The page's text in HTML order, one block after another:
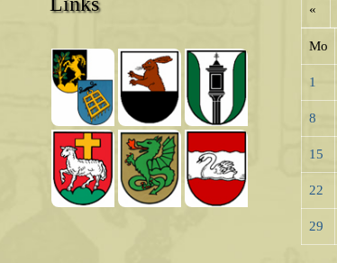
«
Mo
1
8
15
22
29